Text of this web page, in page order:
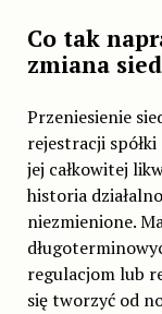
Co tak
zmiana
Przeniesienie
rejestracji
jej całkowitej
historia
niezmienione.
regulacjom lub
się tworzyć od